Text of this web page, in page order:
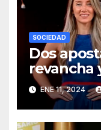
SOCIEDAD
Dos
revancha
ENE 11, 2024